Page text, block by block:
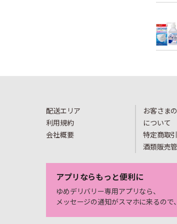
配送エリア
利用規約
会社概要
お客さま
について
特定商取
酒類販売
アプリならもっと便利に
ゆめデリバリー専用アプリなら、
メッセージの通知がスマホに来るので